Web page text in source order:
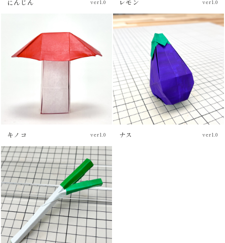
チュートリアル
にんじん ver1.0
チュートリアル
レモン ver1.0
チュートリアル
キノコ ver1.0 ナス ver1.0